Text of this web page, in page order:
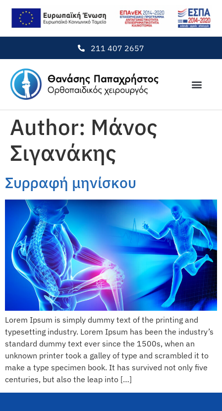
211 407 2657
Author: Μάνος
Σιγανάκης
Συρραφή μηνίσκου
Lorem Ipsum is simply dummy text of the printing and
typesetting industry. Lorem Ipsum has been the industry’s
standard dummy text ever since the 1500s, when an
unknown printer took a galley of type and scrambled it to
make a type specimen book. It has survived not only five
centuries, but also the leap into […]